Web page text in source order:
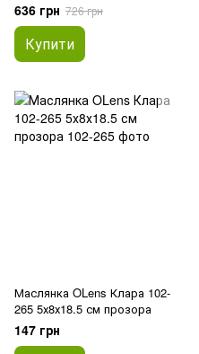
636 грн 726 грн
Купити
Маслянка OLens Клара 102-
265 5х8х18.5 см прозора
147 грн